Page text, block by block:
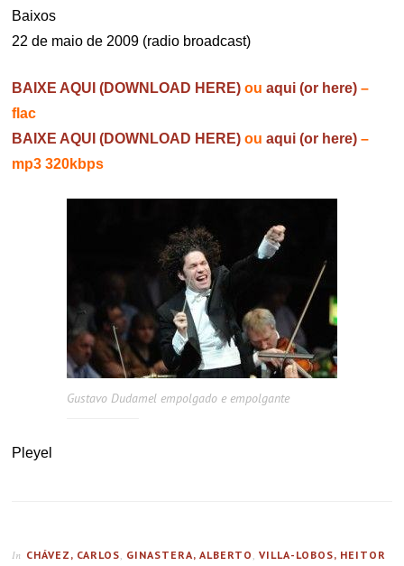
Baixos
22 de maio de 2009 (radio broadcast)
BAIXE AQUI (DOWNLOAD HERE) ou aqui (or here) –
flac
BAIXE AQUI (DOWNLOAD HERE) ou aqui (or here) –
mp3 320kbps
Gustavo Dudamel empolgado e empolgante
Pleyel
In CHÁVEZ, CARLOS, GINASTERA, ALBERTO ,VILLA-LOBOS, HEITOR